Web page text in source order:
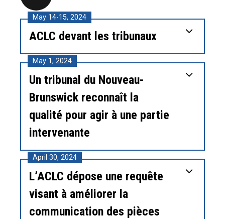
May 14-15, 2024
ACLC devant les tribunaux
May 1, 2024
Un tribunal du Nouveau-
Brunswick reconnaît la
qualité pour agir à une partie
intervenante
April 30, 2024
L’ACLC dépose une requête
visant à améliorer la
communication des pièces